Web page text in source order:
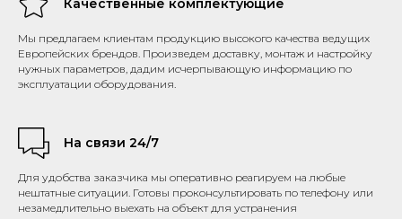
Мы предлагаем клиентам продукцию высокого качества ведущих
Европейских брендов. Произведем доставку, монтаж и настройку
нужных параметров, дадим исчерпывающую информацию по
эксплуатации оборудования.
На связи 24/7
Для удобства заказчика мы оперативно реагируем на любые
нештатные ситуации. Готовы проконсультировать по телефону или
незамедлительно выехать на объект для устранения